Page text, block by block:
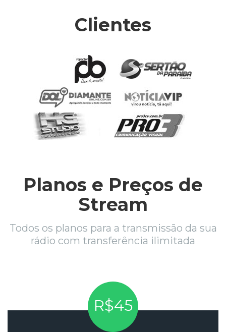
Clientes
Planos e Preços de
Stream
Todos os planos para a transmissão da sua
rádio com transferência ilimitada
R$45